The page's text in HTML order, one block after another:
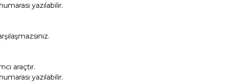
yazılabilir.
araçtır.
yazılabilir.